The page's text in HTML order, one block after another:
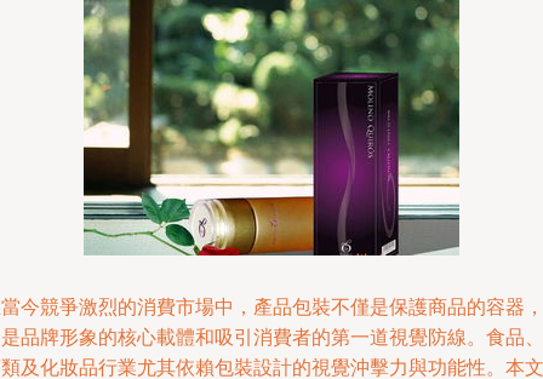
今競爭激烈的消費市場中，產品包裝不僅是保護商品的容器，
品牌形象的核心載體和吸引消費者的第一道視覺防線。食品、
及化妝品行業尤其依賴包裝設計的視覺沖擊力與功能性。本文